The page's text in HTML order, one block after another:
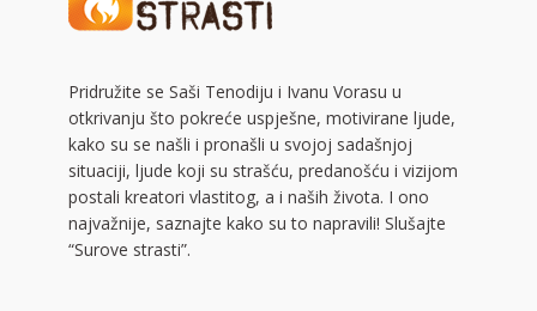
Pridružite se Saši Tenodiju i Ivanu Vorasu u
otkrivanju što pokreće uspješne, motivirane ljude,
kako su se našli i pronašli u svojoj sadašnjoj
situaciji, ljude koji su strašću, predanošću i vizijom
postali kreatori vlastitog, a i naših života. I ono
najvažnije, saznajte kako su to napravili! Slušajte
“Surove strasti”.